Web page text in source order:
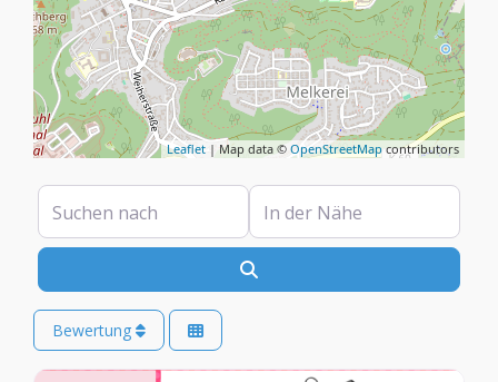
Leaflet | Map data © OpenStreetMapcontributors
Suchen nach In der Nähe
Bewertung